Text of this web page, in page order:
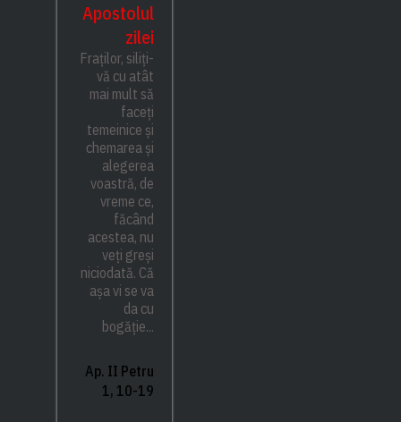
Apostolul
zilei
Fraților, siliți-
vă cu atât
mai mult să
faceți
temeinice și
chemarea și
alegerea
voastră, de
vreme ce,
făcând
acestea, nu
veți greși
niciodată. Că
așa vi se va
da cu
bogăție...
Ap. II Petru
1, 10-19